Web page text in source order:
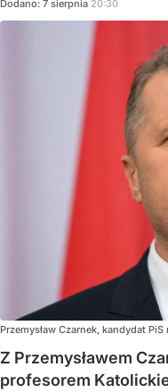
Dodano: 7 sierpnia 20:30
Przemysław Czarnek, kandydat PiS
Z Przemysławem
profesorem